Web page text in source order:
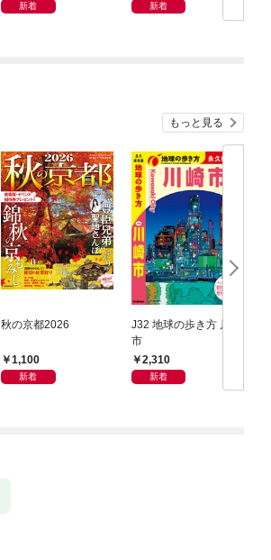
新着 新着
もっと見る
秋の京都2026
1,100
新着
J32 地球の歩き方 川崎
市
2,310
新着